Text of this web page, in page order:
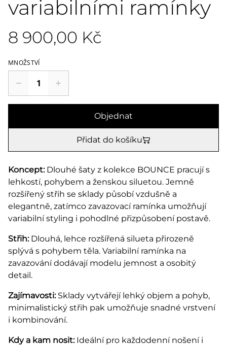
variabilními ramínky
8 900,00 Kč
MNOŽSTVÍ
Objednat
Přidat do košíku
Koncept:Dlouhé šaty z kolekce BOUNCE pracují s
lehkostí, pohybem a ženskou siluetou. Jemně
rozšířený střih se sklady působí vzdušně a
elegantně, zatímco zavazovací ramínka umožňují
variabilní styling i pohodlné přizpůsobení postavě.
Střih:Dlouhá, lehce rozšířená silueta přirozeně
splývá s pohybem těla. Variabilní ramínka na
zavazování dodávají modelu jemnost a osobitý
detail.
Zajímavosti:Sklady vytvářejí lehký objem a pohyb,
minimalistický střih pak umožňuje snadné vrstvení
i kombinování.
Kdy a kam nosit:Ideální pro každodenní nošení i